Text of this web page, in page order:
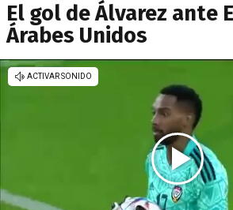
El gol de Álvarez ante
Árabes Unidos